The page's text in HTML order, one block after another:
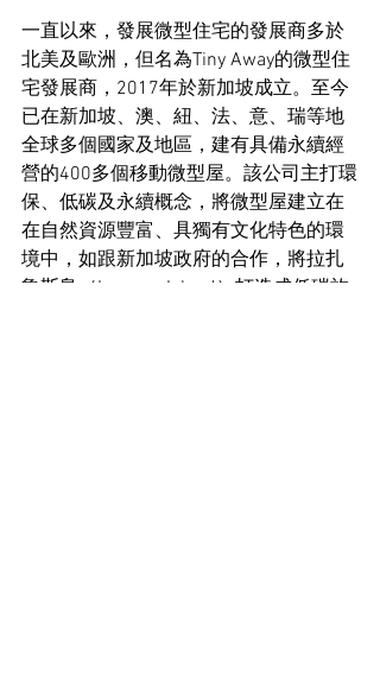
一直以來，發展微型住宅的發展商多於
北美及歐洲，但名為Tiny Away的微型住
宅發展商，2017年於新加坡成立。至今
已在新加坡、澳、紐、法、意、瑞等地
全球多個國家及地區，建有具備永續經
營的400多個移動微型屋。該公司主打環
保、低碳及永續概念，將微型屋建立在
在自然資源豐富、具獨有文化特色的環
境中，如跟新加坡政府的合作，將拉扎
魯斯島（Lazarus Island）打造成低碳旅